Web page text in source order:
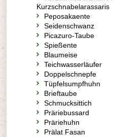
Kurzschnabelarassaris
Peposakaente
Seidenschwanz
Picazuro-Taube
Spießente
Blaumeise
Teichwasserläufer
Doppelschnepfe
Tüpfelsumpfhuhn
Brieftaube
Schmucksittich
Präriebussard
Präriehuhn
Prälat Fasan